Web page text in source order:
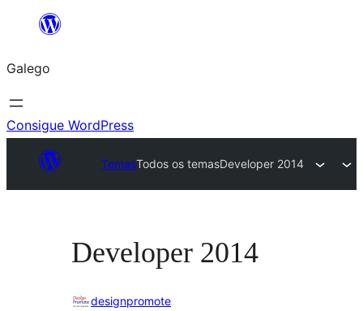
Saltar
contido
Galego
Consigue WordPress
TemasTodos os temasDeveloper 2014
Developer 2014
designpromote